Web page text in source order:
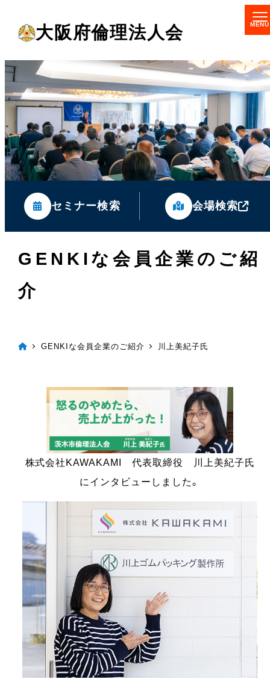
コ
ン
テ
ン
ツ
へ
大阪府倫理法人会
セミナー検索 会場検索
GENKIな会員企業のご紹
介
GENKIな会員企業のご紹介 川上美紀子氏
株式会社KAWAKAMI 代表取締役 川上美紀子氏
にインタビューしました。